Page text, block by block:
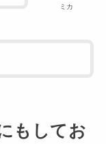
ミカ
もしてお